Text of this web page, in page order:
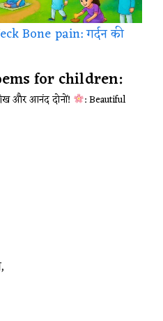
Bone pain: गर्दन की
for children:
और आनंद दोनों!
: Beautiful